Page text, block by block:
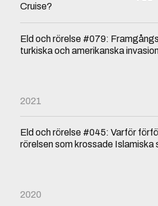
Cruise?
Eld och rörelse #079:
turkiska och amerikanska
2021
Eld och rörelse #045: Varför
rörelsen som krossade Islamiska
2020